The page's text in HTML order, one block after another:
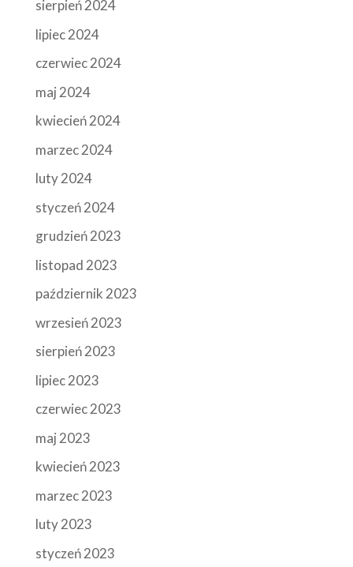
sierpień 2024
lipiec 2024
czerwiec 2024
maj 2024
kwiecień 2024
marzec 2024
luty 2024
styczeń 2024
grudzień 2023
listopad 2023
październik 2023
wrzesień 2023
sierpień 2023
lipiec 2023
czerwiec 2023
maj 2023
kwiecień 2023
marzec 2023
luty 2023
styczeń 2023